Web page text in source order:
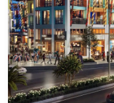
Vị trí đắc lợi
Geleximco Lê